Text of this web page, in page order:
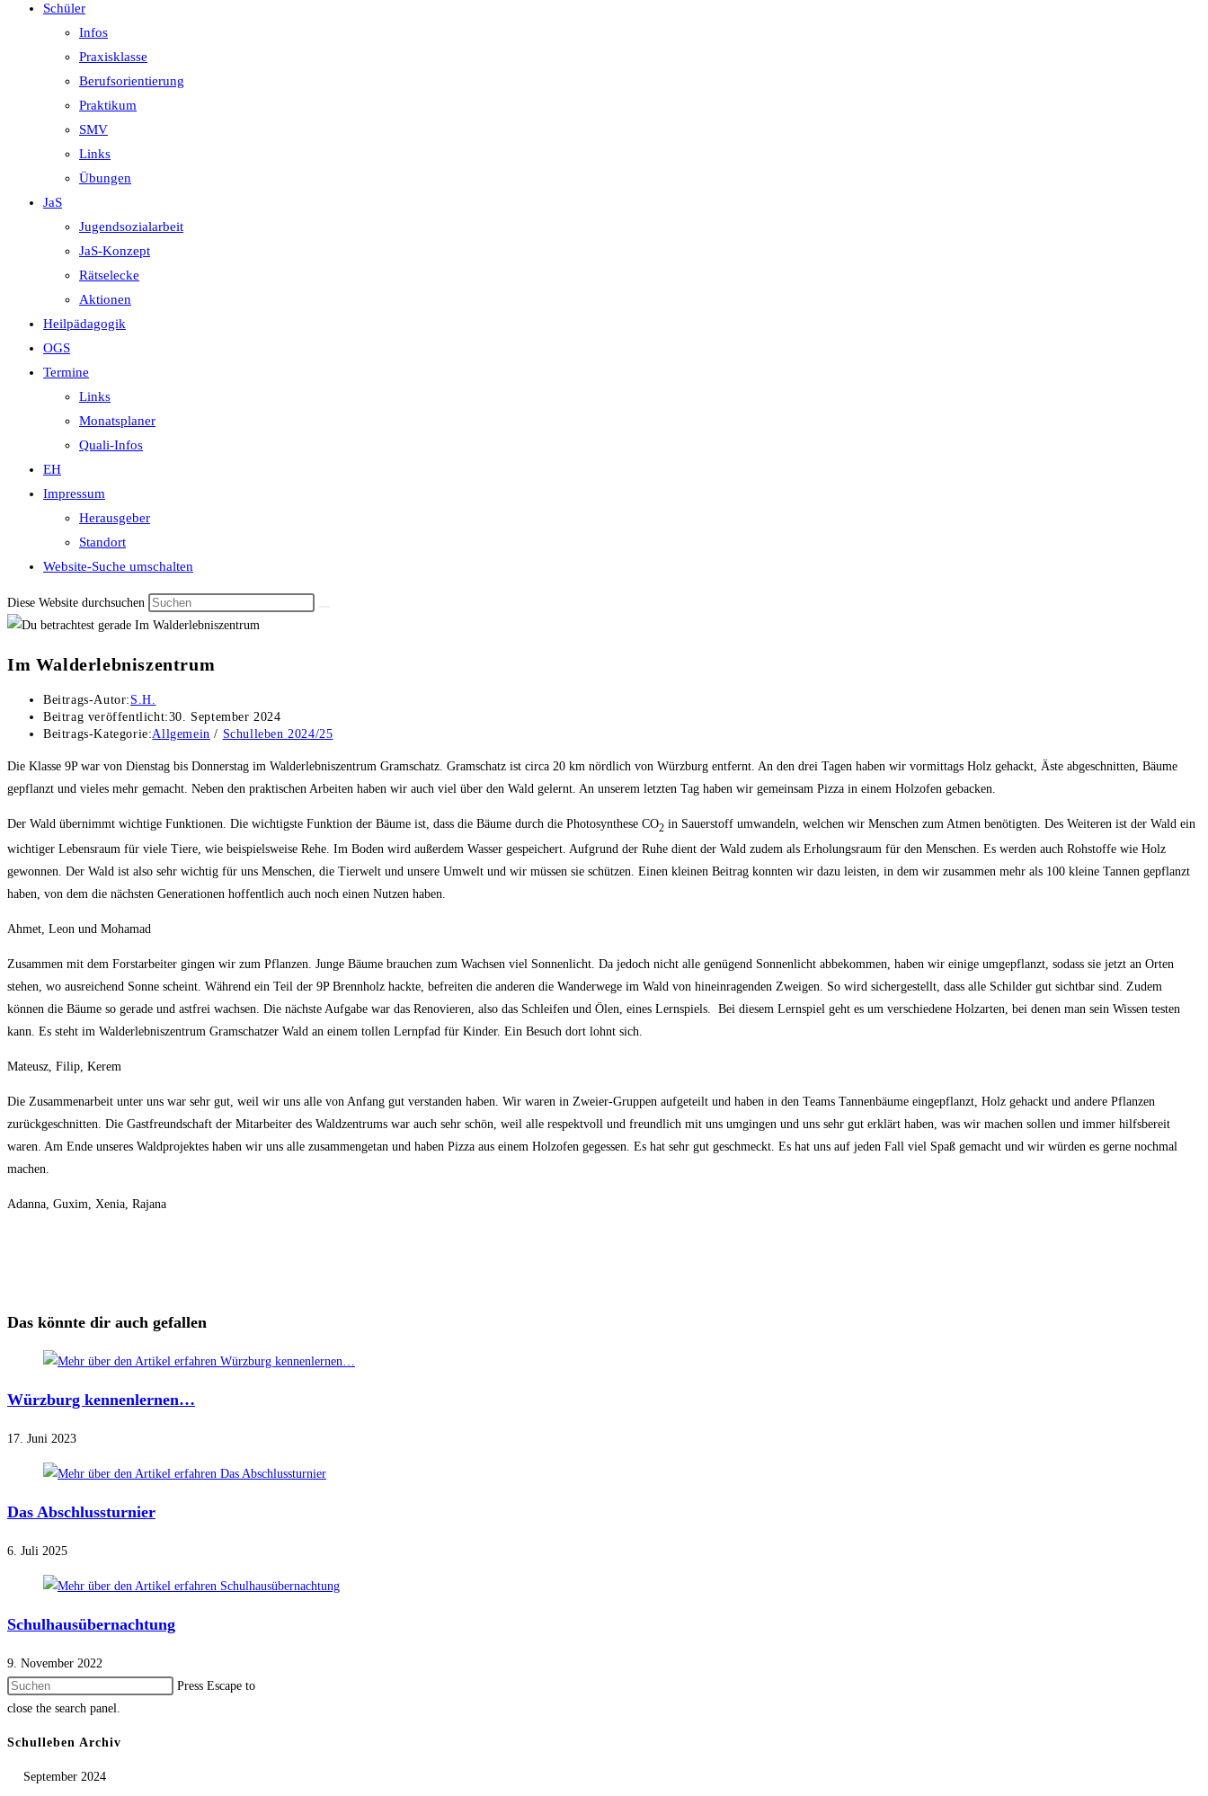
Schüler
Infos
Praxisklasse
Berufsorientierung
Praktikum
SMV
Links
Übungen
JaS
Jugendsozialarbeit
JaS-Konzept
Rätselecke
Aktionen
Heilpädagogik
OGS
Termine
Links
Monatsplaner
Quali-Infos
EH
Impressum
Herausgeber
Standort
Website-Suche umschalten
Diese Website durchsuchen
Im Walderlebniszentrum
Beitrags-Autor: S.H.
Beitrag veröffentlicht:30. September 2024
Beitrags-Kategorie:Allgemein / Schulleben 2024/25
Die Klasse 9P war von Dienstag bis Donnerstag im Walderlebniszentrum Gramschatz. Gramschatz ist circa 20 km nördlich von Würzburg entfernt. An den drei Tagen haben wir vormittags Holz gehackt, Äste abgeschnitten, Bäume
gepflanzt und vieles mehr gemacht. Neben den praktischen Arbeiten haben wir auch viel über den Wald gelernt. An unserem letzten Tag haben wir gemeinsam Pizza in einem Holzofen gebacken.
Der Wald übernimmt wichtige Funktionen. Die wichtigste Funktion der Bäume ist, dass die Bäume durch die Photosynthese CO2 in Sauerstoff umwandeln, welchen wir Menschen zum Atmen benötigten. Des Weiteren ist der Wald ein
wichtiger Lebensraum für viele Tiere, wie beispielsweise Rehe. Im Boden wird außerdem Wasser gespeichert. Aufgrund der Ruhe dient der Wald zudem als Erholungsraum für den Menschen. Es werden auch Rohstoffe wie Holz
gewonnen. Der Wald ist also sehr wichtig für uns Menschen, die Tierwelt und unsere Umwelt und wir müssen sie schützen. Einen kleinen Beitrag konnten wir dazu leisten, in dem wir zusammen mehr als 100 kleine Tannen gepflanzt
haben, von dem die nächsten Generationen hoffentlich auch noch einen Nutzen haben.
Ahmet, Leon und Mohamad
Zusammen mit dem Forstarbeiter gingen wir zum Pflanzen. Junge Bäume brauchen zum Wachsen viel Sonnenlicht. Da jedoch nicht alle genügend Sonnenlicht abbekommen, haben wir einige umgepflanzt, sodass sie jetzt an Orten
stehen, wo ausreichend Sonne scheint. Während ein Teil der 9P Brennholz hackte, befreiten die anderen die Wanderwege im Wald von hineinragenden Zweigen. So wird sichergestellt, dass alle Schilder gut sichtbar sind. Zudem
können die Bäume so gerade und astfrei wachsen. Die nächste Aufgabe war das Renovieren, also das Schleifen und Ölen, eines Lernspiels.
Bei diesem Lernspiel geht es um verschiedene Holzarten, bei denen man sein Wissen testen
kann. Es steht im Walderlebniszentrum Gramschatzer Wald an einem tollen Lernpfad für Kinder. Ein Besuch dort lohnt sich.
Mateusz, Filip, Kerem
Die Zusammenarbeit unter uns war sehr gut, weil wir uns alle von Anfang gut verstanden haben. Wir waren in Zweier-Gruppen aufgeteilt und haben in den Teams Tannenbäume eingepflanzt, Holz gehackt und andere Pflanzen
zurückgeschnitten. Die Gastfreundschaft der Mitarbeiter des Waldzentrums war auch sehr schön, weil alle respektvoll und freundlich mit uns umgingen und uns sehr gut erklärt haben, was wir machen sollen und immer hilfsbereit
waren. Am Ende unseres Waldprojektes haben wir uns alle zusammengetan und haben Pizza aus einem Holzofen gegessen. Es hat sehr gut geschmeckt. Es hat uns auf jeden Fall viel Spaß gemacht und wir würden es gerne nochmal
machen.
Adanna, Guxim, Xenia, Rajana
Das könnte dir auch gefallen
Würzburg kennenlernen…
17. Juni 2023
Das Abschlussturnier
6. Juli 2025
Schulhausübernachtung
9. November 2022
Press Escape to
close the search panel.
Schulleben Archiv
September 2024